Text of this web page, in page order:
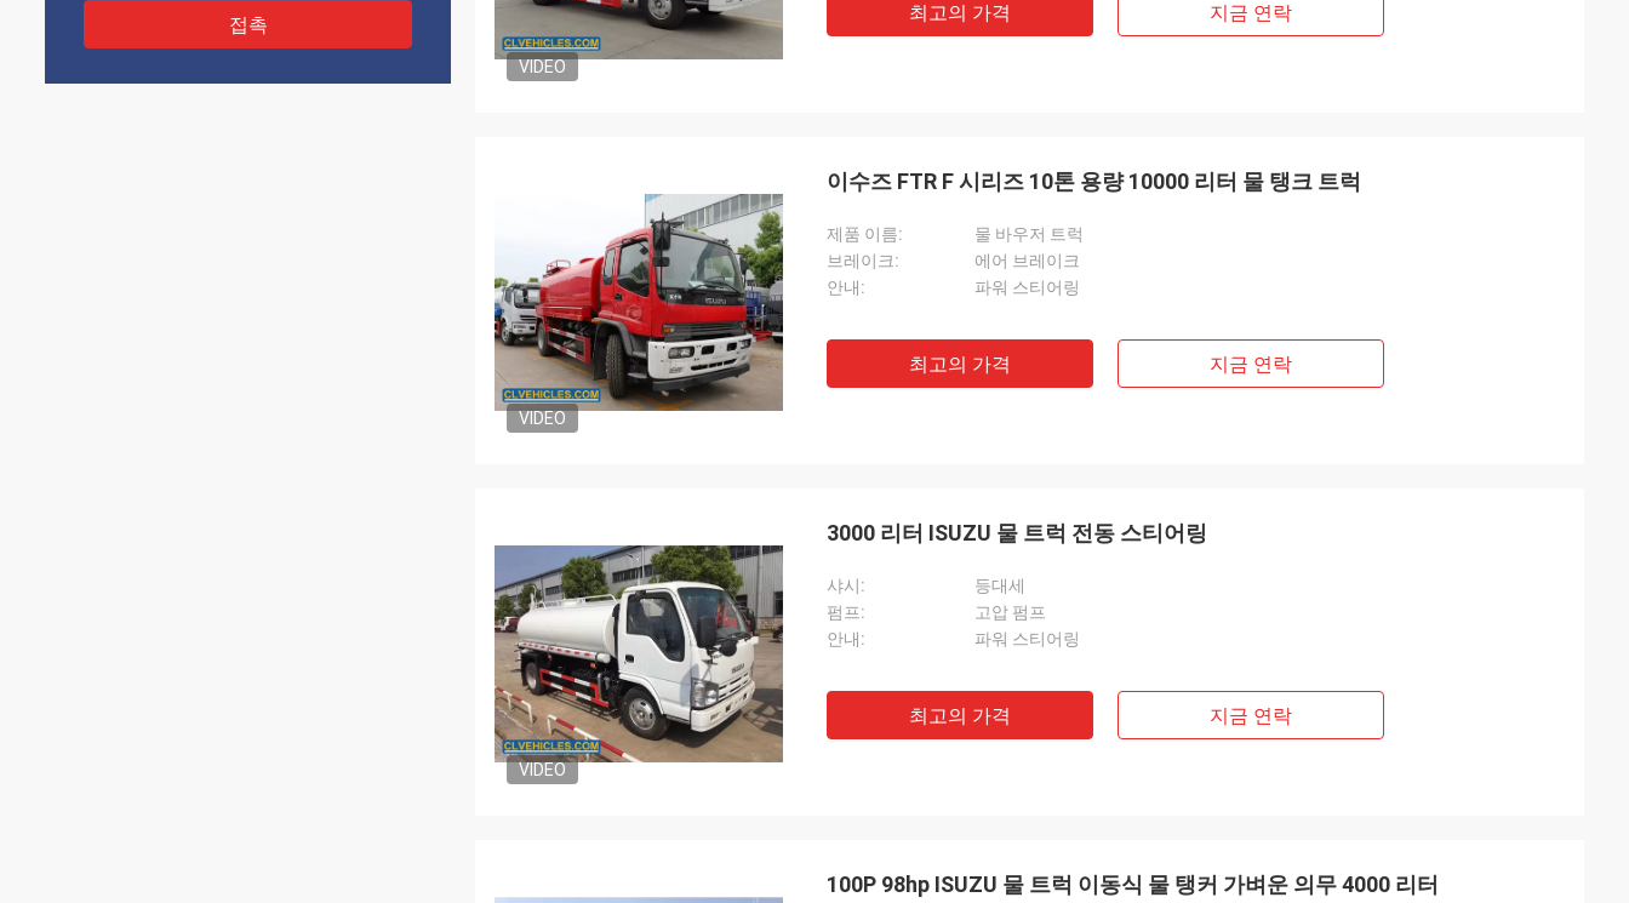
접촉
VIDEO
최고의 가격 지금 연락
VIDEO
이수즈 FTR F 시리즈 10톤 용량 10000 리터 물 탱크 트럭
제품 이름:
물 바우저 트럭
브레이크:
에어 브레이크
안내:
파워 스티어링
최고의 가격 지금 연락
VIDEO
3000 리터 ISUZU 물 트럭 전동 스티어링
샤시:
등대세
펌프:
고압 펌프
안내:
파워 스티어링
최고의 가격 지금 연락
100P 98hp ISUZU 물 트럭 이동식 물 탱커 가벼운 의무 4000 리터